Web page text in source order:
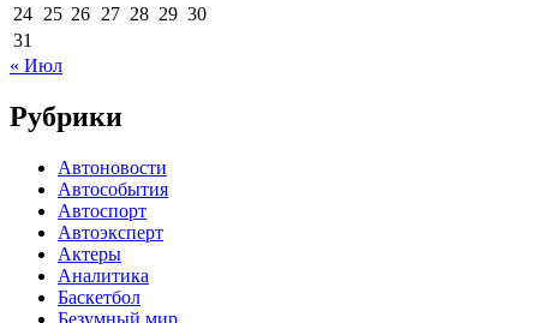
24 25 26 27 28 29 30
31
« Июл
Рубрики
Автоновости
Автособытия
Автоспорт
Автоэксперт
Актеры
Аналитика
Баскетбол
Безумный мир